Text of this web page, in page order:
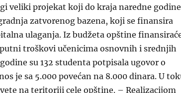
veliki projekat koji do kraja naredne godine
zatvorenog bazena, koji se finansira
ulaganja. Iz budžeta opštine
troškovi učenicima osnovnih i srednjih
su 132 studenta potpisala ugovor o
je sa 5.000 povećan na 8.000 dinara. U
na teritoriji cele opštine. – Realizacijom